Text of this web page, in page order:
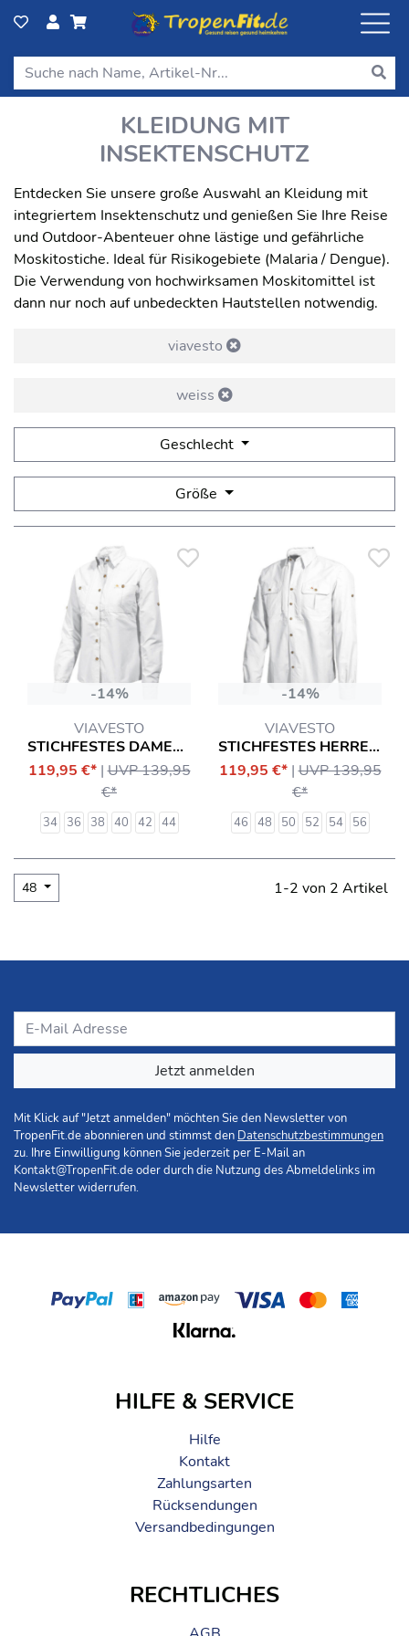
KLEIDUNG MIT
INSEKTENSCHUTZ
Entdecken Sie unsere große Auswahl an Kleidung mit
integriertem Insektenschutz und genießen Sie Ihre Reise
und Outdoor-Abenteuer ohne lästige und gefährliche
Moskitostiche. Ideal für Risikogebiete (Malaria / Dengue).
Die Verwendung von hochwirksamen Moskitomittel ist
dann nur noch auf unbedeckten Hautstellen notwendig.
viavesto
weiss
Geschlecht
Größe
-14%
VIAVESTO
STICHFESTES DAMENHEMD SR. EANES
119,95 €* |UVP 139,95
€*
34 36 38 40 42 44
-14%
VIAVESTO
STICHFESTES HERRENHEMD SR. EANES
119,95 €* |UVP 139,95
€*
46 48 50 52 54 56
48 1-2 von 2 Artikel
Jetzt anmelden
Mit Klick auf "Jetzt anmelden" möchten Sie den Newsletter von
TropenFit.de abonnieren und stimmst den Datenschutzbestimmungen
zu. Ihre Einwilligung können Sie jederzeit per E-Mail an
Kontakt@TropenFit.deoder durch die Nutzung des Abmeldelinks im
Newsletter widerrufen.
HILFE & SERVICE
Hilfe
Kontakt
Zahlungsarten
Rücksendungen
Versandbedingungen
RECHTLICHES